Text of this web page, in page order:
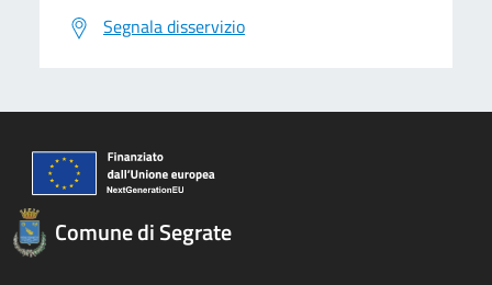
Segnala disservizio
Comune di Segrate